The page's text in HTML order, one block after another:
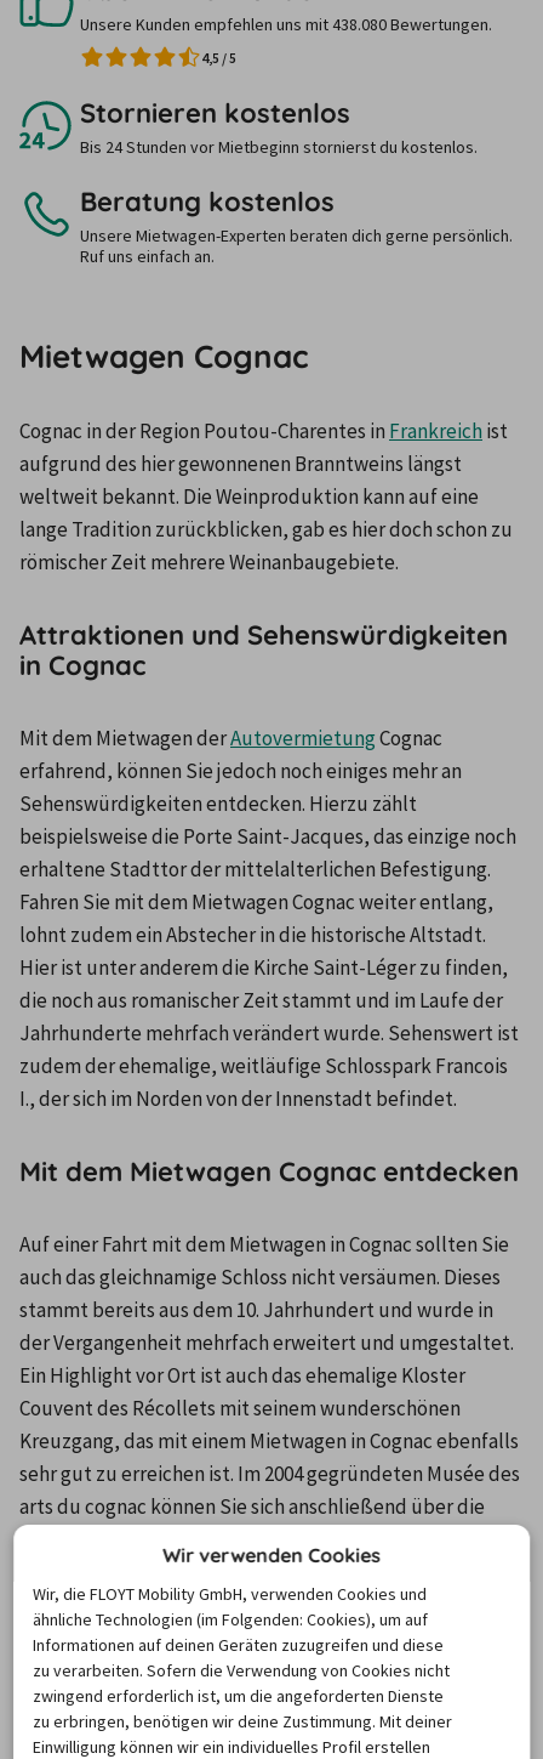
Unsere Kunden empfehlen uns mit 438.080 Bewertungen.
4,5 /5
Stornieren kostenlos
Bis 24 Stunden vor Mietbeginn stornierst du kostenlos.
Beratung kostenlos
Unsere Mietwagen-Experten beraten dich gerne persönlich.
Ruf uns einfach an.
Mietwagen Cognac
Cognac in der Region Poutou-Charentes in Frankreich ist
aufgrund des hier gewonnenen Branntweins längst
weltweit bekannt. Die Weinproduktion kann auf eine
lange Tradition zurückblicken, gab es hier doch schon zu
römischer Zeit mehrere Weinanbaugebiete.
Attraktionen und Sehenswürdigkeiten
in Cognac
Mit dem Mietwagen der Autovermietung Cognac
erfahrend, können Sie jedoch noch einiges mehr an
Sehenswürdigkeiten entdecken. Hierzu zählt
beispielsweise die Porte Saint-Jacques, das einzige noch
erhaltene Stadttor der mittelalterlichen Befestigung.
Fahren Sie mit dem Mietwagen Cognac weiter entlang,
lohnt zudem ein Abstecher in die historische Altstadt.
Hier ist unter anderem die Kirche Saint-Léger zu finden,
die noch aus romanischer Zeit stammt und im Laufe der
Jahrhunderte mehrfach verändert wurde. Sehenswert ist
zudem der ehemalige, weitläufige Schlosspark Francois
I., der sich im Norden von der Innenstadt befindet.
Mit dem Mietwagen Cognac entdecken
Auf einer Fahrt mit dem Mietwagen in Cognac sollten Sie
auch das gleichnamige Schloss nicht versäumen. Dieses
stammt bereits aus dem 10. Jahrhundert und wurde in
der Vergangenheit mehrfach erweitert und umgestaltet.
Ein Highlight vor Ort ist auch das ehemalige Kloster
Couvent des Récollets mit seinem wunderschönen
Kreuzgang, das mit einem Mietwagen in Cognac ebenfalls
sehr gut zu erreichen ist. Im 2004 gegründeten Musée des
arts du cognac können Sie sich anschließend über die
Die beliebtesten Reiseziele
Wir verwenden Cookies
Wir, die FLOYT Mobility GmbH, verwenden Cookies und
ähnliche Technologien (im Folgenden: Cookies), um auf
Informationen auf deinen Geräten zuzugreifen und diese
zu verarbeiten. Sofern die Verwendung von Cookies nicht
zwingend erforderlich ist, um die angeforderten Dienste
zu erbringen, benötigen wir deine Zustimmung. Mit deiner
Einwilligung können wir ein individuelles Profil erstellen